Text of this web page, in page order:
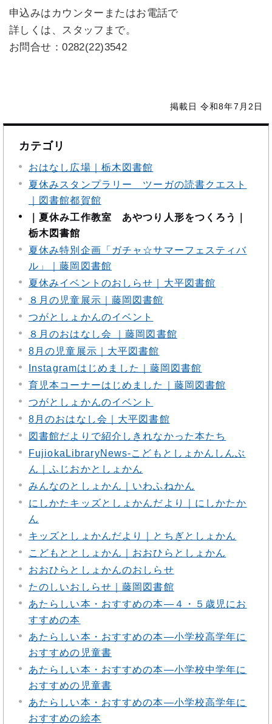
申込みはカウンターまたはお電話で
詳しくは、スタッフまで。
お問合せ：0282(22)3542
掲載日 令和8年7月2日
カテゴリ
おはなし広場｜栃木図書館
夏休みスタンプラリー ツーガの読書クエスト
｜図書館都賀館
｜夏休み工作教室 あやつり人形をつくろう｜
栃木図書館
夏休み特別企画「ガチャ☆サマーフェスティバ
ル」｜藤岡図書館
夏休みイベントのおしらせ｜大平図書館
８月の児童展示｜藤岡図書館
つがとしょかんのイベント
８月のおはなし会 ｜藤岡図書館
8月の児童展示｜大平図書館
Instagramはじめました｜藤岡図書館
育児本コーナーはじめました｜藤岡図書館
つがとしょかんのイベント
8月のおはなし会｜大平図書館
図書館だよりで紹介しきれなかった本たち
FujiokaLibraryNews‐こどもとしょかんしんぶ
ん｜ふじおかとしょかん
みんなのとしょかん｜いわふねかん
にしかたキッズとしょかんだより｜にしかたか
ん
キッズとしょかんだより｜とちぎとしょかん
こどもととしょかん｜おおひらとしょかん
おおひらとしょかんのおしらせ
たのしいおしらせ｜藤岡図書館
あたらしい本・おすすめの本―４・５歳児にお
すすめの本
あたらしい本・おすすめの本―小学校高学年に
おすすめの児童書
あたらしい本・おすすめの本―小学校中学年に
おすすめの児童書
あたらしい本・おすすめの本―小学校高学年に
おすすめの絵本